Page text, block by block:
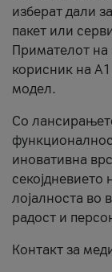
изберат дали
пакет или
Примателот на
корисник на
модел.
Со
иновативна
секојдневието
лојалноста во
радост и
Контакт за